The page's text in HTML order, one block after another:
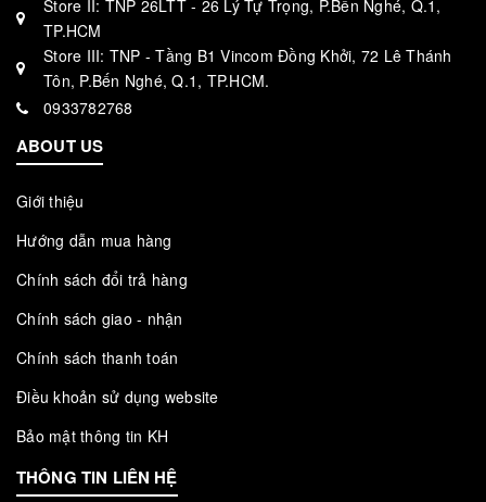
Store II: TNP 26LTT - 26 Lý Tự Trọng, P.Bến Nghé, Q.1,
TP.HCM
Store III: TNP - Tầng B1 Vincom Đồng Khởi, 72 Lê Thánh
Tôn, P.Bến Nghé, Q.1, TP.HCM.
0933782768
ABOUT US
Giới thiệu
Hướng dẫn mua hàng
Chính sách đổi trả hàng
Chính sách giao - nhận
Chính sách thanh toán
Điều khoản sử dụng website
Bảo mật thông tin KH
THÔNG TIN LIÊN HỆ